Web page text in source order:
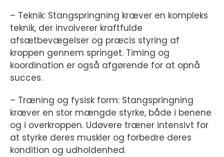
– Teknik: Stangspringning kræver en kompleks
teknik, der involverer kraftfulde
afsætbevægelser og præcis styring af
kroppen gennem springet. Timing og
koordination er også afgørende for at opnå
succes.
– Træning og fysisk form: Stangspringning
kræver en stor mængde styrke, både i benene
og i overkroppen. Udøvere træner intensivt for
at styrke deres muskler og forbedre deres
kondition og udholdenhed.